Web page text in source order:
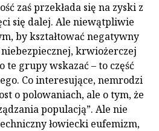
zaś przekłada się na zyski z
się dalej. Ale niewątpliwie
by kształtować negatywny
krwiożerczej
te grupy wskazać – to część
Co interesujące, nemrodzi
o polowaniach, ale o tym, że
populacją”. Ale nie
łowiecki eufemizm,